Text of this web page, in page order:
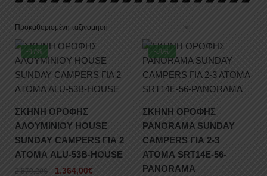
-47%
ΣΚΗΝΗ ΟΡΟΦΗΣ
ΑΛΟΥΜΙΝΙΟΥ HOUSE
SUNDAY CAMPERS ΓΙΑ 2
ΑΤΟΜΑ ALU-53B-HOUSE
2.579,20 € 1.364,00€
-38%
ΣΚΗΝΗ ΟΡΟΦΗΣ
PANORAMA SUNDAY
CAMPERS ΓΙΑ 2-3
ΑΤΟΜΑ SRT14E-56-
PANORAMA